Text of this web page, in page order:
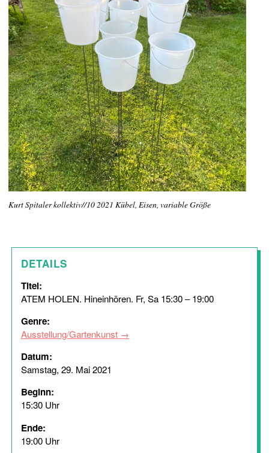
Kurt Spitaler kollektiv//10 2021 Kübel, Eisen, variable Größe
DETAILS
Titel:
ATEM HOLEN. Hineinhören. Fr, Sa 15:30 – 19:00
Genre:
Ausstellung/Gartenkunst
Datum:
Samstag, 29. Mai 2021
Beginn:
15:30 Uhr
Ende:
19:00 Uhr